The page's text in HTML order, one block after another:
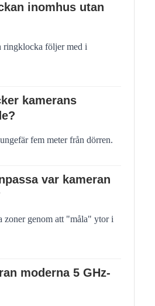
inomhus utan
ringklocka följer med i
kamerans
fem meter från dörren.
var kameran
zoner genom att "måla" ytor i
moderna 5 GHz-